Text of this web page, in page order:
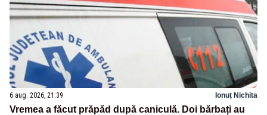
6 aug. 2026, 21:39 Ionuț Nichita
Vremea a făcut prăpăd după caniculă. Doi bărbați au